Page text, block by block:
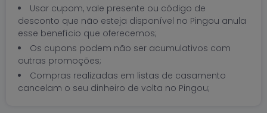
Usar cupom, vale presente ou código de
desconto que não esteja disponível no Pingou anula
esse benefício que oferecemos;
Os cupons podem não ser acumulativos com
outras promoções;
Compras realizadas em listas de casamento
cancelam o seu dinheiro de volta no Pingou;